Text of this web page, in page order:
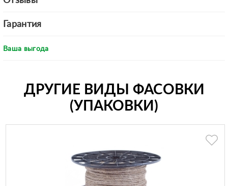
Гарантия
Ваша выгода
ДРУГИЕ ВИДЫ ФАСОВКИ
(УПАКОВКИ)